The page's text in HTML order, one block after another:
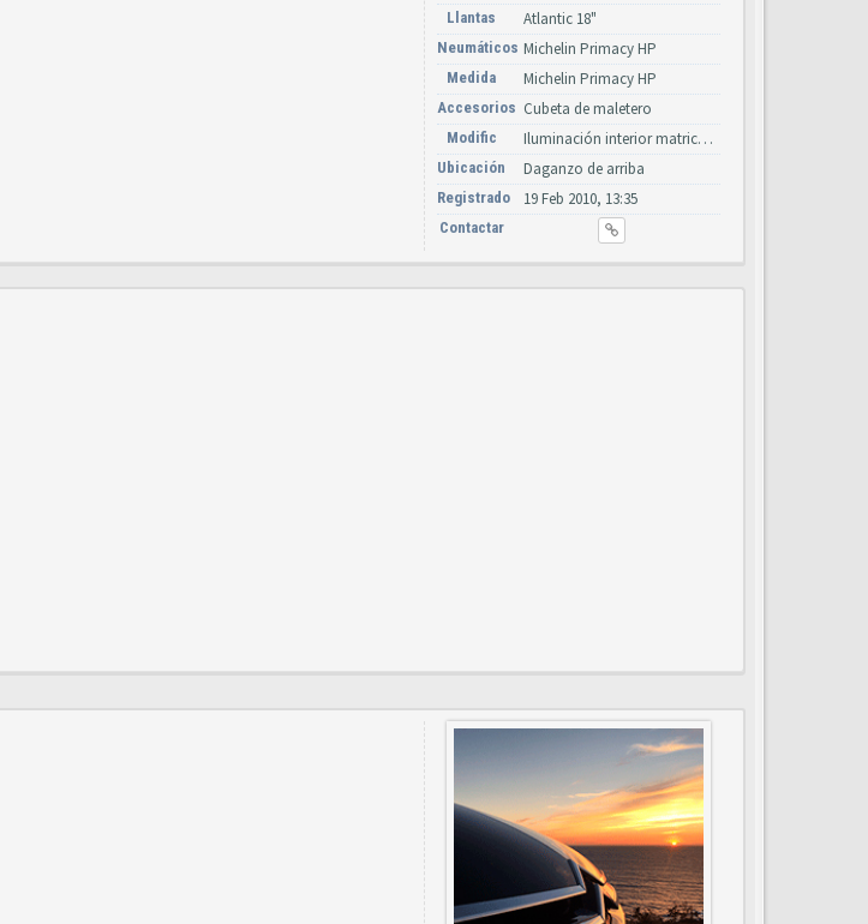
Llantas Atlantic 18"
Neumáticos Michelin Primacy HP
Medida Michelin Primacy HP
Accesorios Cubeta de maletero
Modific Iluminación interior matricula y diurna de led, Chevrones nuevos
Ubicación Daganzo de arriba
Registrado 19 Feb 2010, 13:35
Contactar